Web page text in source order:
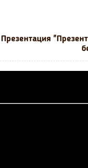
Презентация